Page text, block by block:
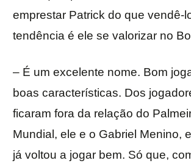
emprestar Patrick do que vendê-
tendência é ele se valorizar no
– É um excelente nome. Bom
boas características. Dos
ficaram fora da relação do
Mundial, ele e o Gabriel Menino,
já voltou a jogar bem. Só que,